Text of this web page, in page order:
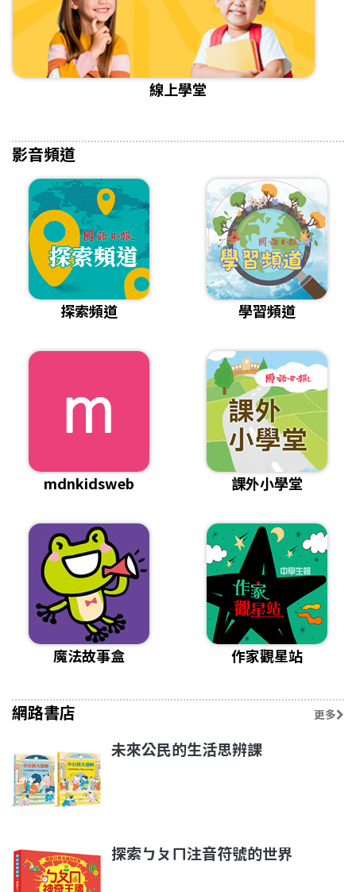
線上學堂
影音頻道
探索頻道 學習頻道
mdnkidsweb 課外小學堂
魔法故事盒 作家觀星站
網路書店 更多
未來公民的生活思辨課
探索ㄅㄆㄇ注音符號的世界